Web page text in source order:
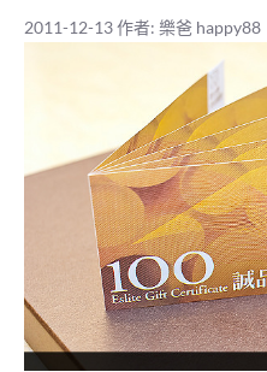
2011-12-13 |
2011-12-13作者: 樂爸 happy88